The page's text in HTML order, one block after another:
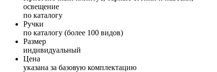
освещение
по каталогу
Ручки
по каталогу (более 100 видов)
Размер
индивидуальный
Цена
указана за базовую комплектацию